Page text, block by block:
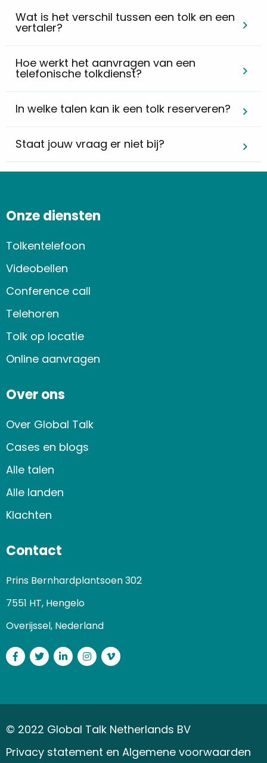
Wat is het verschil tussen een tolk en een
vertaler?
Hoe werkt het aanvragen van een
telefonische tolkdienst?
In welke talen kan ik een tolk reserveren?
Staat jouw vraag er niet bij?
Onze diensten
Tolkentelefoon
Videobellen
Conference call
Telehoren
Tolk op locatie
Online aanvragen
Over ons
Over Global Talk
Cases en blogs
Alle talen
Alle landen
Klachten
Contact
Prins Bernhardplantsoen 302
7551 HT, Hengelo
Overijssel, Nederland
Facebook
TwitterLinkedInInstagram
Vimeo
© 2022 Global Talk Netherlands BV
Privacy statement en Algemene voorwaarden